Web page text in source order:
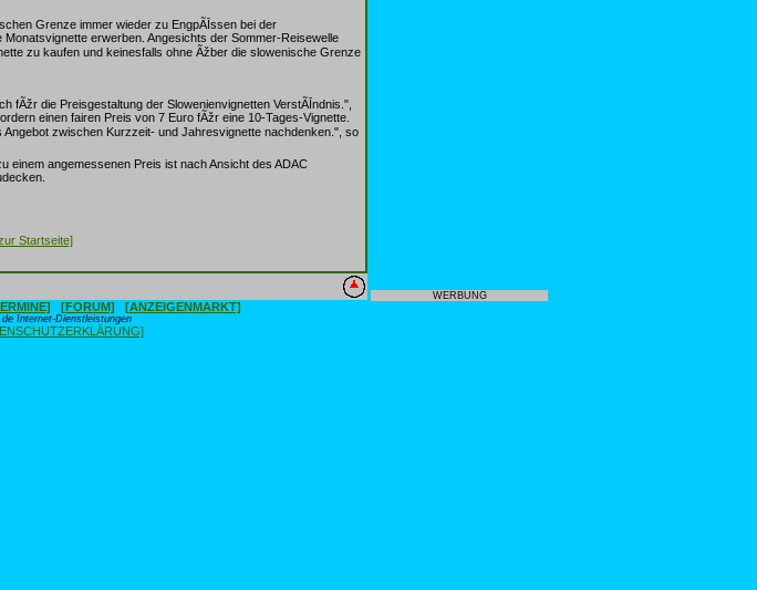
Grenze immer wieder zu EngpÃĪssen bei der
erwerben. Angesichts der Sommer-Reisewelle
zu kaufen und keinesfalls ohne Ãžber die slowenische Grenze
fÃžr die Preisgestaltung der Slowenienvignetten VerstÃĪndnis.",
einen fairen Preis von 7 Euro fÃžr eine 10-Tages-Vignette.
Angebot zwischen Kurzzeit- und Jahresvignette nachdenken.", so
einem angemessenen Preis ist nach Ansicht des ADAC
Startseite]
[FORUM] [ANZEIGENMARKT]
Internet-Dienstleistungen
WERBUNG